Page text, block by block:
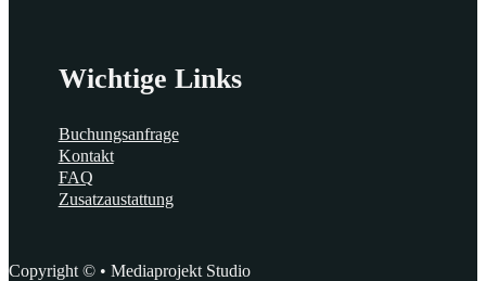
Wichtige Links
Buchungsanfrage
Kontakt
FAQ
Zusatzaustattung
Copyright © • Mediaprojekt Studio